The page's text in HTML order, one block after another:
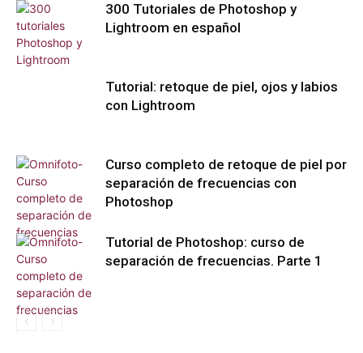
300 Tutoriales de Photoshop y
Lightroom en español
Tutorial: retoque de piel, ojos y labios
con Lightroom
Curso completo de retoque de piel por
separación de frecuencias con
Photoshop
Tutorial de Photoshop: curso de
separación de frecuencias. Parte 1